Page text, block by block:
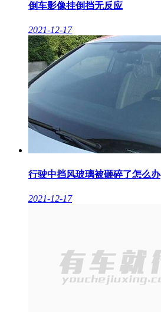
倒车影像挂倒挡无反应
2021-12-17
行驶中挡风玻璃被砸碎了怎么办
2021-12-17